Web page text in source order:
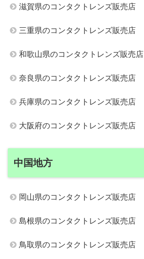
滋賀県のコンタクトレンズ販売店
三重県のコンタクトレンズ販売店
和歌山県のコンタクトレンズ販売店
奈良県のコンタクトレンズ販売店
兵庫県のコンタクトレンズ販売店
大阪府のコンタクトレンズ販売店
中国地方
岡山県のコンタクトレンズ販売店
島根県のコンタクトレンズ販売店
鳥取県のコンタクトレンズ販売店